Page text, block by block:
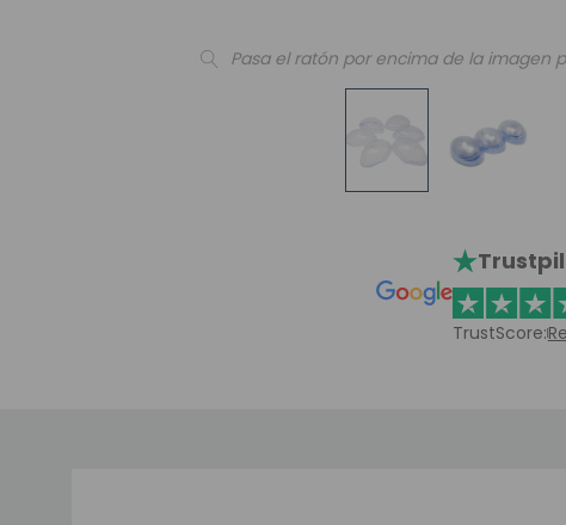
Pasa el ratón por encima de la imagen
TrustScore: